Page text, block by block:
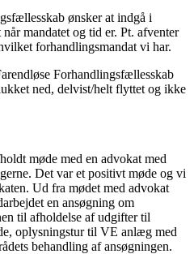
ønsker at indgå i
mandatet og tid er. Pt. afventer
forhandlingsmandat vi har.
Forhandlingsfællesskab
ned, delvist/helt flyttet og ikke
møde med en advokat med
Det var et positivt møde og vi
Ud fra mødet med advokat
en ansøgning om
til afholdelse af udgifter til
oplysningstur til VE anlæg med
behandling af ansøgningen.